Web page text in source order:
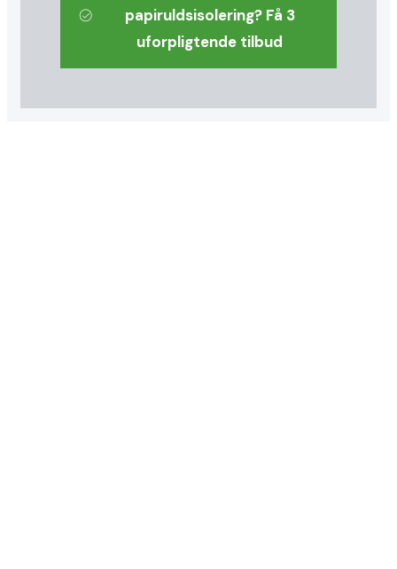
papiruldsisolering? Få 3
uforpligtende tilbud